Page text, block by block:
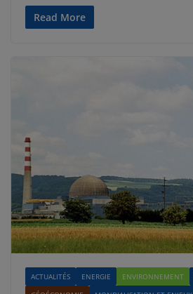
Read More
ACTUALITÉS ENERGIE ENVIRONNEMENT